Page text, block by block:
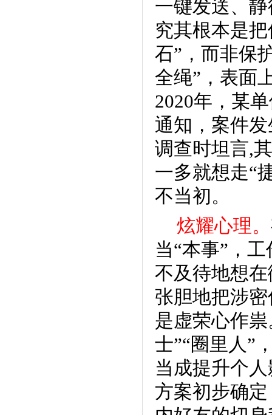
一键发送、
究其根本是
石”，而非保
全绳”，表面
2020年，某
通知，案件
调查时坦言,
一多就想走“
不当初。
炫耀心理。
当“本事”，
不及待地想
张胆地把涉
是虚荣心作
士”“圈里人”
当成提升个
方案初步确